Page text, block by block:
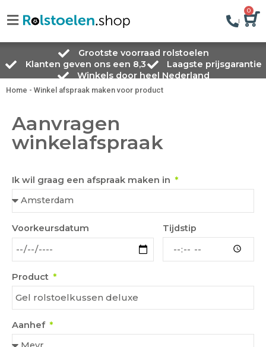
0
Grootste voorraad rolstoelen
Klanten geven ons een 8,3
Laagste prijsgarantie
Winkels door heel Nederland
Home - Winkel afspraak maken voor product
Aanvragen
winkelafspraak
Ik wil graag een afspraak maken in
Voorkeursdatum Tijdstip
Product
Aanhef